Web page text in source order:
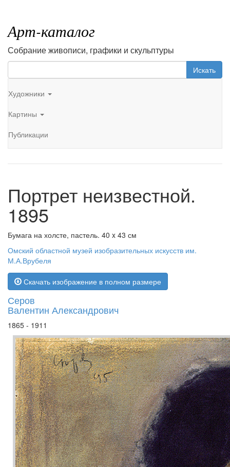
Арт-каталог
Собрание живописи, графики и скульптуры
Искать
Художники
Картины
Публикации
Портрет неизвестной.
1895
Бумага на холсте, пастель. 40 x 43 см
Омский областной музей изобразительных искусств им.
М.А.Врубеля
Скачать изображение в полном размере
Серов
Валентин Александрович
1865 - 1911